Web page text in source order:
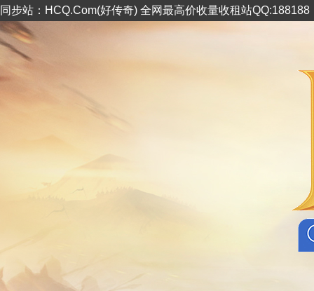
同步站：HCQ.Com(好传奇) 全网最高价收量收租站